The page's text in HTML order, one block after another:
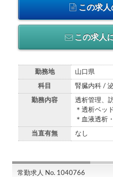
この求人
この求人
勤務地 山口県
科目 腎臓内科 /
勤務内容
透析管理、
＊透析ベッ
＊血液透析
当直有無 なし
常勤求人 No. 1040766